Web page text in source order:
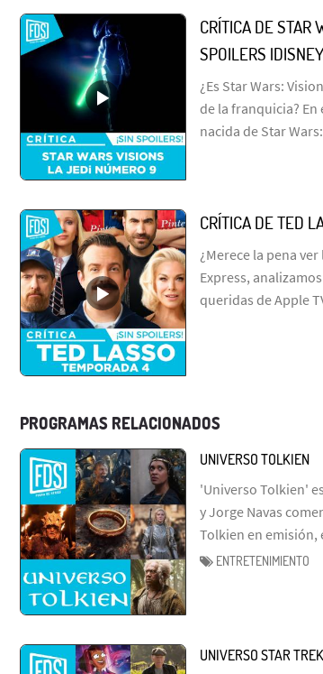
CRÍTICA DE STAR
SPOILERS
¿Es Star Wars:
de la franquicia?
nacida de Star
CRÍTICA DE TED
¿Merece la pena
Express,
queridas de Apple
PROGRAMAS RELACIONADOS
UNIVERSO TOLKIEN
'Universo Tolkien'
y Jorge Navas
Tolkien en emisión,
ENTRETENIMIENTO
UNIVERSO STAR TREK